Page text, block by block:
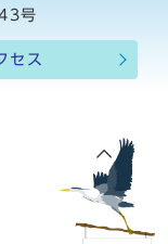
号
セス